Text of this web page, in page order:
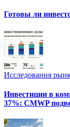
Готовы ли
Исследования
Инвестиции в
37%: CMWP